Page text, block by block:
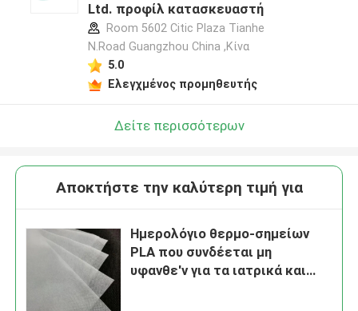
Ltd. προφίλ κατασκευαστή
Room 5602 Citic Plaza Tianhe
N.Road Guangzhou China ,Κίνα
5.0
Ελεγχμένος προμηθευτής
Δείτε περισσότερων
Αποκτήστε την καλύτερη τιμή για
Ημερολόγιο θερμο-σημείων
PLA που συνδέεται μη
υφανθε'ν για τα ιατρικά και